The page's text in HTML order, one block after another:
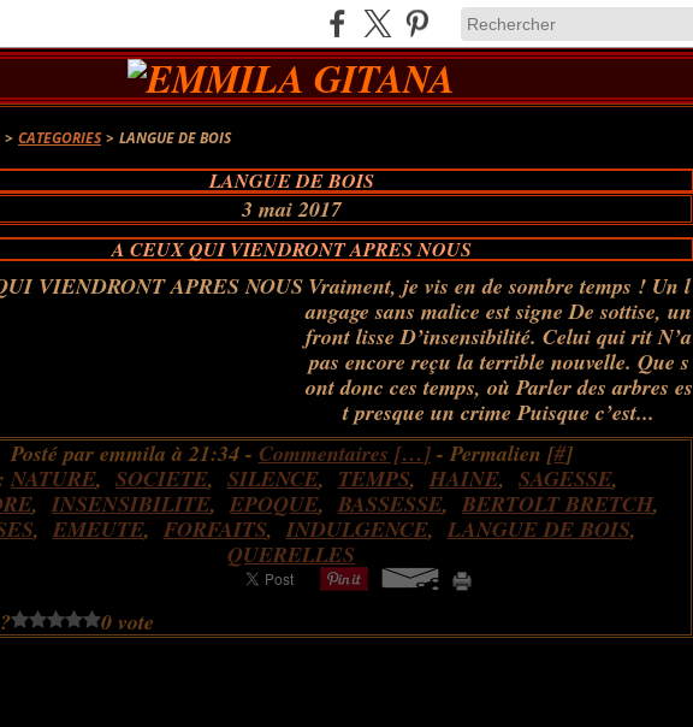
> CATEGORIES > LANGUE DE BOIS
LANGUE DE BOIS
3 mai 2017
A CEUX QUI VIENDRONT APRES NOUS
Vraiment, je vis en de sombre temps ! Un l
angage sans malice est signe De sottise, un
front lisse D’insensibilité. Celui qui rit N’a
pas encore reçu la terrible nouvelle. Que s
ont donc ces temps, où Parler des arbres es
t presque un crime Puisque c’est...
Posté par emmila à 21:34 - Commentaires […]- Permalien [#]
NATURE, SOCIETE, SILENCE, TEMPS, HAINE, SAGESSE,
,INSENSIBILITE, EPOQUE, BASSESSE, BERTOLT BRETCH,
, EMEUTE, FORFAITS,INDULGENCE, LANGUE DE BOIS,
QUERELLES
0 vote